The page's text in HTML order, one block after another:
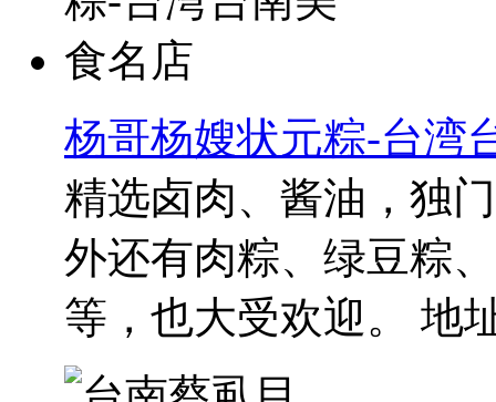
杨哥杨嫂状元粽-台湾
精选卤肉、酱油，独
外还有肉粽、绿豆粽
等，也大受欢迎。 地